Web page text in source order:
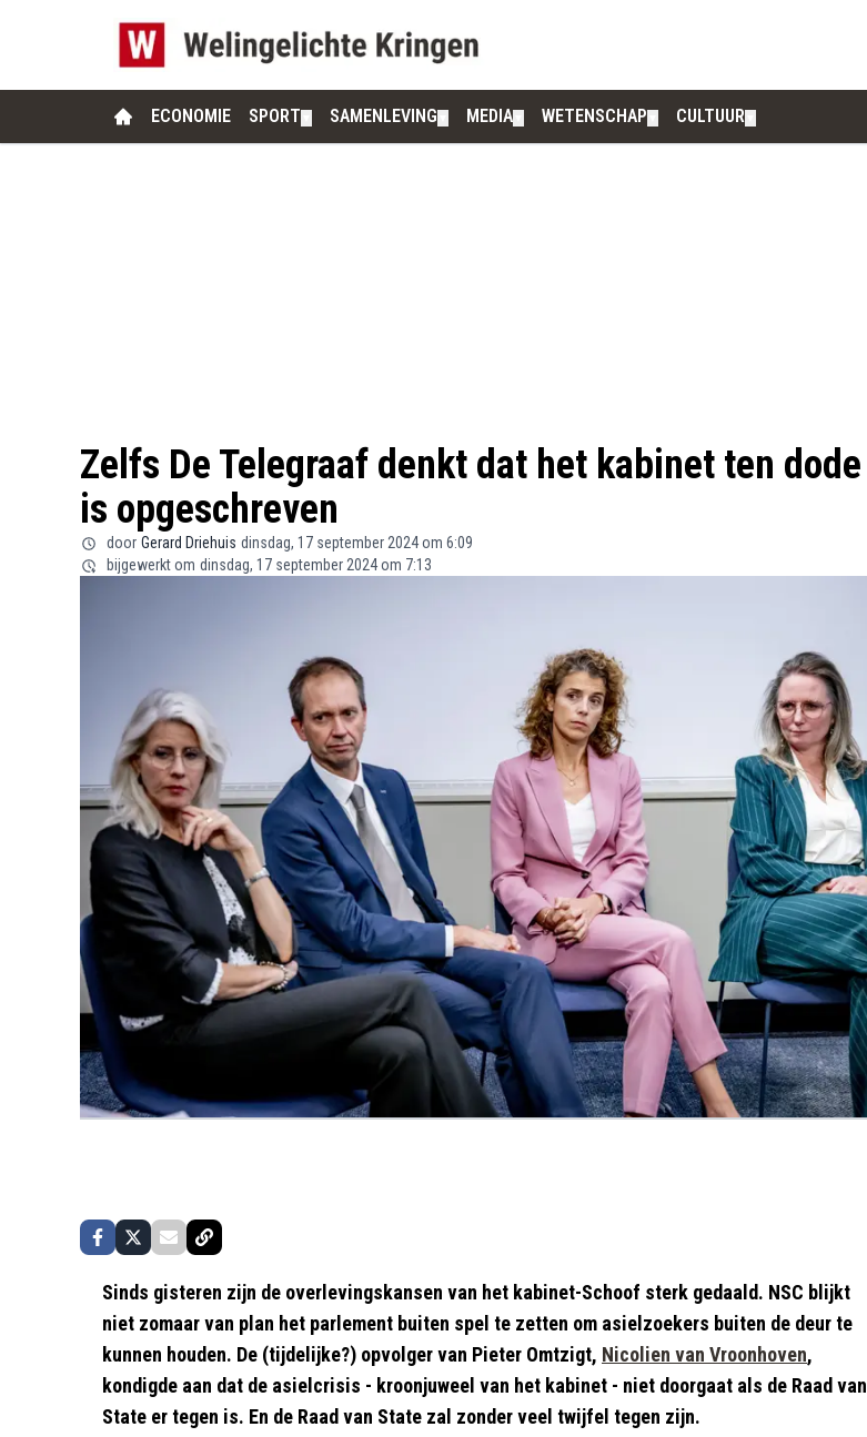
ECONOMIE SPORT SAMENLEVING MEDIA WETENSCHAP CULTUUR
Zelfs De Telegraaf denkt dat het kabinet ten dode
is opgeschreven
door Gerard Driehuis dinsdag, 17 september 2024 om 6:09
bijgewerkt om dinsdag, 17 september 2024 om 7:13
Sinds gisteren zijn de overlevingskansen van het kabinet-Schoof sterk gedaald. NSC blijkt
niet zomaar van plan het parlement buiten spel te zetten om asielzoekers buiten de deur te
kunnen houden. De (tijdelijke?) opvolger van Pieter Omtzigt, Nicolien van Vroonhoven,
kondigde aan dat de asielcrisis - kroonjuweel van het kabinet - niet doorgaat als de Raad van
State er tegen is. En de Raad van State zal zonder veel twijfel tegen zijn.